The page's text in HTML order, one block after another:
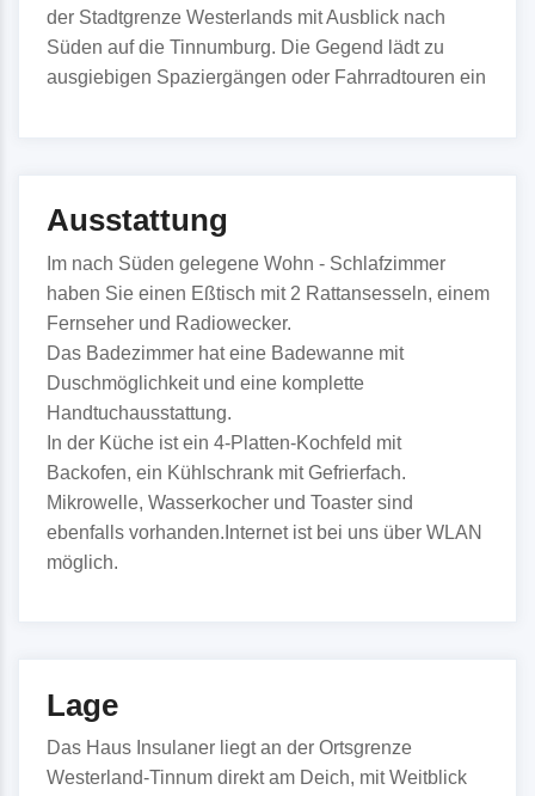
der Stadtgrenze Westerlands mit Ausblick nach
Süden auf die Tinnumburg. Die Gegend lädt zu
ausgiebigen Spaziergängen oder Fahrradtouren ein
Ausstattung
Im nach Süden gelegene Wohn - Schlafzimmer
haben Sie einen Eßtisch mit 2 Rattansesseln, einem
Fernseher und Radiowecker.
Das Badezimmer hat eine Badewanne mit
Duschmöglichkeit und eine komplette
Handtuchausstattung.
In der Küche ist ein 4-Platten-Kochfeld mit
Backofen, ein Kühlschrank mit Gefrierfach.
Mikrowelle, Wasserkocher und Toaster sind
ebenfalls vorhanden.Internet ist bei uns über WLAN
möglich.
Lage
Das Haus Insulaner liegt an der Ortsgrenze
Westerland-Tinnum direkt am Deich, mit Weitblick